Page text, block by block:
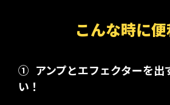
こんな時に便
① アンプとエフェクターを出
い！